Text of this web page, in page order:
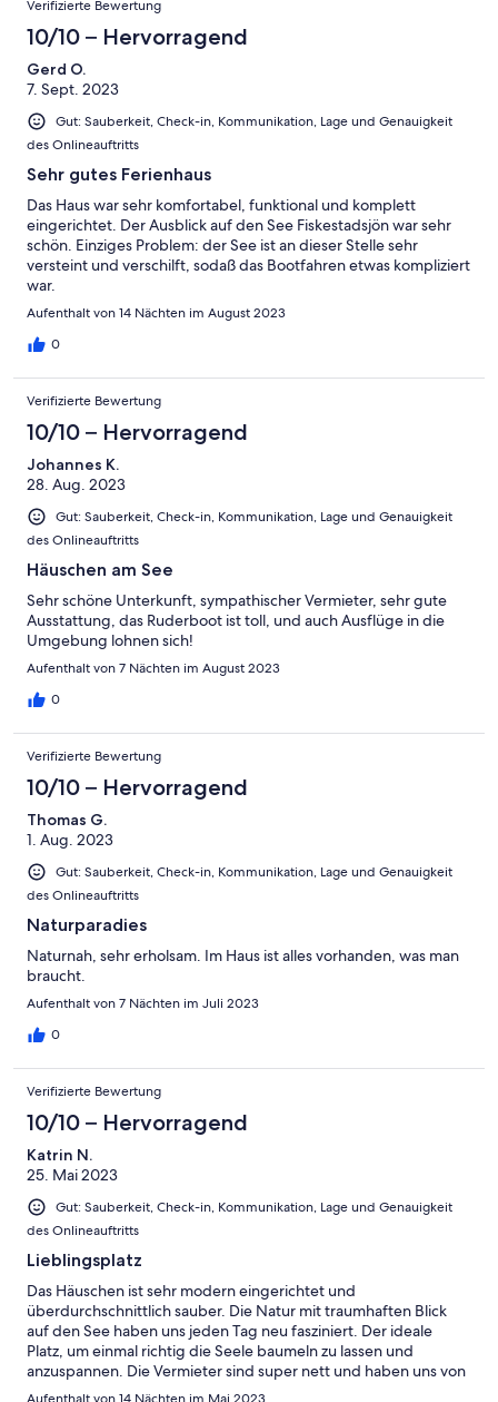
Verifizierte Bewertung
10/10 – Hervorragend
Gerd O.
7. Sept. 2023
Gut: Sauberkeit, Check-in, Kommunikation, Lage und Genauigkeit
des Onlineauftritts
Sehr gutes Ferienhaus
Das Haus war sehr komfortabel, funktional und komplett
eingerichtet. Der Ausblick auf den See Fiskestadsjön war sehr
schön. Einziges Problem: der See ist an dieser Stelle sehr
versteint und verschilft, sodaß das Bootfahren etwas kompliziert
war.
Aufenthalt von 14 Nächten im August 2023
0
Verifizierte Bewertung
10/10 – Hervorragend
Johannes K.
28. Aug. 2023
Gut: Sauberkeit, Check-in, Kommunikation, Lage und Genauigkeit
des Onlineauftritts
Häuschen am See
Sehr schöne Unterkunft, sympathischer Vermieter, sehr gute
Ausstattung, das Ruderboot ist toll, und auch Ausflüge in die
Umgebung lohnen sich!
Aufenthalt von 7 Nächten im August 2023
0
Verifizierte Bewertung
10/10 – Hervorragend
Thomas G.
1. Aug. 2023
Gut: Sauberkeit, Check-in, Kommunikation, Lage und Genauigkeit
des Onlineauftritts
Naturparadies
Naturnah, sehr erholsam. Im Haus ist alles vorhanden, was man
braucht.
Aufenthalt von 7 Nächten im Juli 2023
0
Verifizierte Bewertung
10/10 – Hervorragend
Katrin N.
25. Mai 2023
Gut: Sauberkeit, Check-in, Kommunikation, Lage und Genauigkeit
des Onlineauftritts
Lieblingsplatz
Das Häuschen ist sehr modern eingerichtet und
überdurchschnittlich sauber. Die Natur mit traumhaften Blick
auf den See haben uns jeden Tag neu fasziniert. Der ideale
Platz, um einmal richtig die Seele baumeln zu lassen und
anzuspannen. Die Vermieter sind super nett und haben uns von
der Buchung bis zur Abreise sehr gut betreut. Uns hat es an